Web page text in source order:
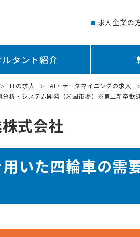
求人企業の
ルタント紹介
ITの求人
AI・データマイニングの求人
分析・システム開発（米国市場）※第二新卒
式会社
いた四輪車の需